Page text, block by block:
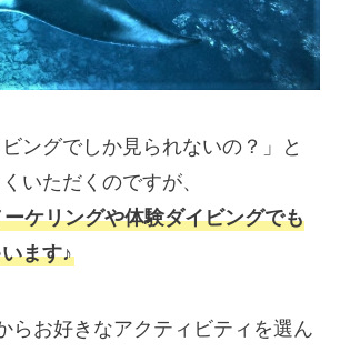
ビングでしか見られないの？」と
いただくのですが、
ケリングや体験ダイビングでも
ます♪
らお好きなアクティビティを選ん